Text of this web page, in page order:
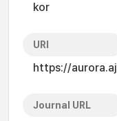
kor
URI
https://
Journal URL